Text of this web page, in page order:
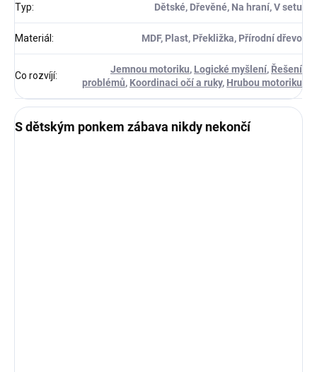
Typ: Dětské, Dřevěné, Na hraní, V setu
Materiál : MDF, Plast, Překližka, Přírodní dřevo
Co rozvíjí:
Jemnou motoriku, Logické myšlení, Řešení
problémů, Koordinaci očí a ruky, Hrubou motoriku
S dětským ponkem zábava nikdy nekončí